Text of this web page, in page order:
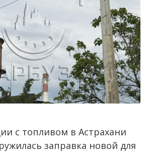
с топливом в Астрахани
заправка новой для